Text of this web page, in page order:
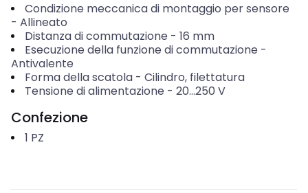
Condizione meccanica di montaggio per sensore
- Allineato
Distanza di commutazione - 16 mm
Esecuzione della funzione di commutazione -
Antivalente
Forma della scatola- Cilindro, filettatura
Tensione di alimentazione - 20...250 V
Confezione
1 PZ